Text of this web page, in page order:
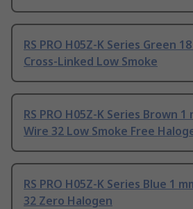
RS PRO H05Z-K Series Green
Cross-Linked Low Smoke
RS PRO H05Z-K Series Brown 1
Wire 32 Low Smoke Free
RS PRO H05Z-K Series Blue 1
32 Zero Halogen